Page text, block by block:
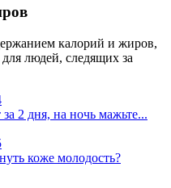
калорий и жиров,
людей, следящих за
2 дня, на ночь мажьте...
коже молодость?